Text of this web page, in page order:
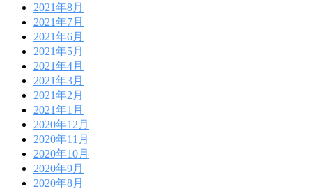
2021年8月
2021年7月
2021年6月
2021年5月
2021年4月
2021年3月
2021年2月
2021年1月
2020年12月
2020年11月
2020年10月
2020年9月
2020年8月